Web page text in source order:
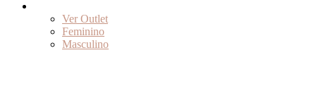
Ver Outlet
Feminino
Masculino